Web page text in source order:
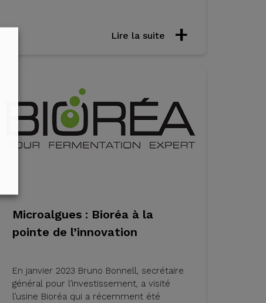
Lire la suite
Microalgues : Bioréa à la
pointe de l’innovation
En janvier 2023 Bruno Bonnell, secrétaire
général pour l’investissement, a visité
l’usine Bioréa qui a récemment été